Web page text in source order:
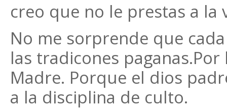
creo que no le prestas a la
No me sorprende que
las tradicones
Madre. Porque el dios
a la disciplina de culto.